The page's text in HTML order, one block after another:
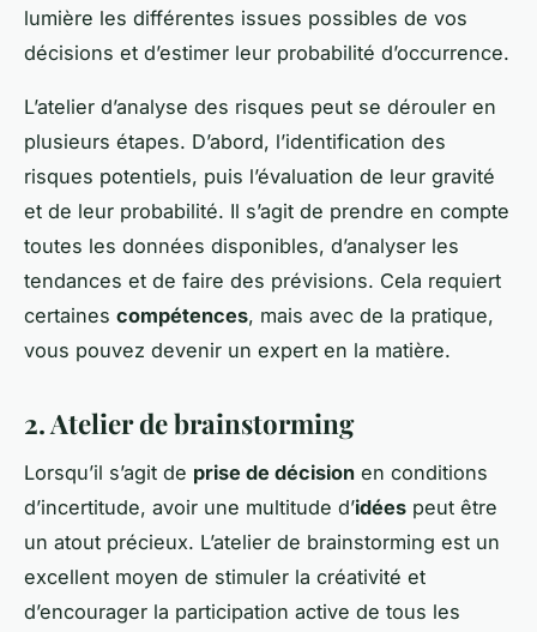
lumière les différentes issues possibles de vos
décisions et d’estimer leur probabilité d’occurrence.
L’atelier d’analyse des risques peut se dérouler en
plusieurs étapes. D’abord, l’identification des
risques potentiels, puis l’évaluation de leur gravité
et de leur probabilité. Il s’agit de prendre en compte
toutes les données disponibles, d’analyser les
tendances et de faire des prévisions. Cela requiert
certaines compétences, mais avec de la pratique,
vous pouvez devenir un expert en la matière.
2. Atelier de brainstorming
Lorsqu’il s’agit de prise de décision en conditions
d’incertitude, avoir une multitude d’idées peut être
un atout précieux. L’atelier de brainstorming est un
excellent moyen de stimuler la créativité et
d’encourager la participation active de tous les